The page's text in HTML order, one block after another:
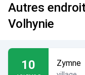
Autres
Volhynie
10 Zymne